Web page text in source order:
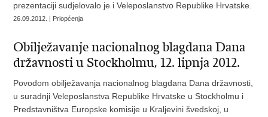
prezentaciji sudjelovalo je i Veleposlanstvo Republike Hrvatske.
26.09.2012. | Priopćenja
Obilježavanje nacionalnog blagdana Dana
državnosti u Stockholmu, 12. lipnja 2012.
Povodom obilježavanja nacionalnog blagdana Dana državnosti,
u suradnji Veleposlanstva Republike Hrvatske u Stockholmu i
Predstavništva Europske komisije u Kraljevini švedskoj, u